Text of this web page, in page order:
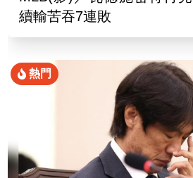
續輸苦吞7連敗
熱門